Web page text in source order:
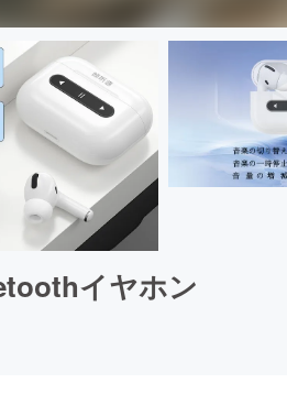
イヤホン